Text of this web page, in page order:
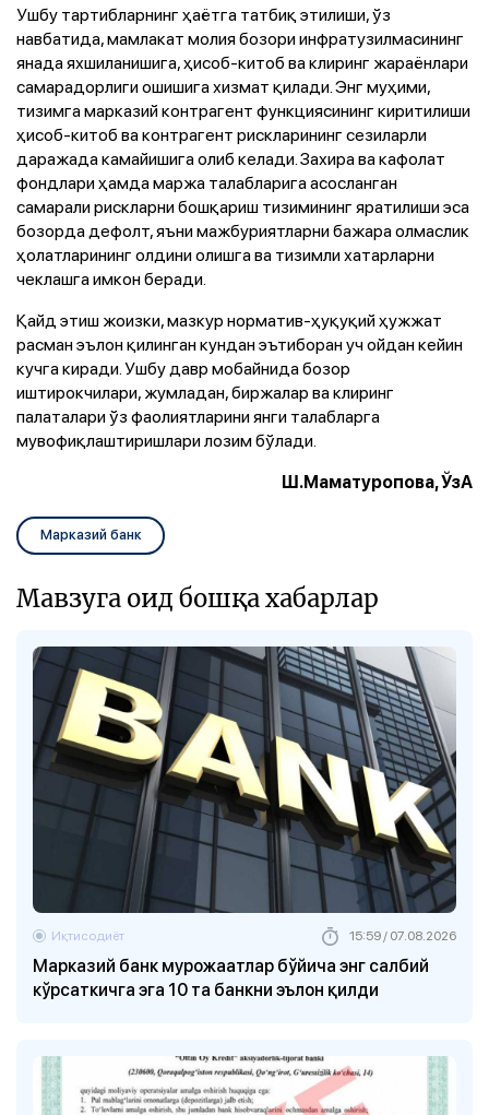
Ушбу тартибларнинг ҳаётга татбиқ этилиши, ўз
навбатида, мамлакат молия бозори инфратузилмасининг
янада яхшиланишига, ҳисоб-китоб ва клиринг жараёнлари
самарадорлиги ошишига хизмат қилади. Энг муҳими,
тизимга марказий контрагент функциясининг киритилиши
ҳисоб-китоб ва контрагент рискларининг сезиларли
даражада камайишига олиб келади. Захира ва кафолат
фондлари ҳамда маржа талабларига асосланган
самарали рискларни бошқариш тизимининг яратилиши эса
бозорда дефолт, яъни мажбуриятларни бажара олмаслик
ҳолатларининг олдини олишга ва тизимли хатарларни
чеклашга имкон беради.
Қайд этиш жоизки, мазкур норматив-ҳуқуқий ҳужжат
расман эълон қилинган кундан эътиборан уч ойдан кейин
кучга киради. Ушбу давр мобайнида бозор
иштирокчилари, жумладан, биржалар ва клиринг
палаталари ўз фаолиятларини янги талабларга
мувофиқлаштиришлари лозим бўлади.
Ш.Маматуропова, ЎзА
Марказий банк
Мавзуга оид бошқа хабарлар
Марказий банк мурожаатлар бўйича энг салбий
кўрсаткичга эга 10 та банкни эълон қилди
Иқтисодиёт 15:59 / 07.08.2026